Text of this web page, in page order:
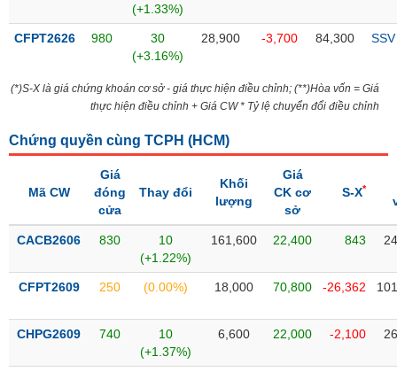
thị
(+1.33%)
CFPT2626 980
30
(+3.16%)
28,900 -3,700 84,300 SSV
(*)S-X là giá chứng khoán cơ sở - giá thực hiện điều chỉnh; (**)Hòa vốn = Giá
thực hiện điều chỉnh + Giá CW * Tỷ lệ chuyển đổi điều chỉnh
Chứng quyền cùng TCPH (HCM)
Mã CW
Giá
đóng
cửa
Thay đổi
Khối
lượng
Giá
CK cơ
sở
S-X*
CACB2606 830
10
(+1.22%)
161,600 22,400 843
CFPT2609 250 (0.00%) 18,000 70,800 -26,362
CHPG2609 740
10
(+1.37%)
6,600 22,000 -2,100
DÙNG
YẾU
TIÊU
THIẾT
YẾU